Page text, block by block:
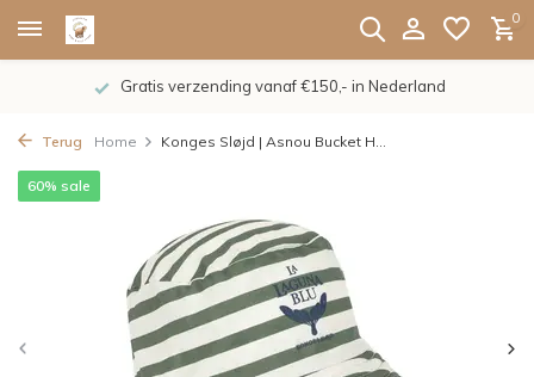
0
Gratis verzending vanaf €150,- in Nederland
Terug Home Konges Sløjd | Asnou Bucket H...
60% sale